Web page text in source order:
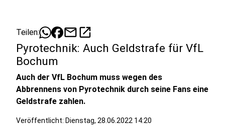
Teilen: mailopen_in_new
Pyrotechnik: Auch Geldstrafe für VfL
Bochum
Auch der VfL Bochum muss wegen des
Abbrennens von Pyrotechnik durch seine Fans eine
Geldstrafe zahlen.
Veröffentlicht: Dienstag, 28.06.2022 14:20